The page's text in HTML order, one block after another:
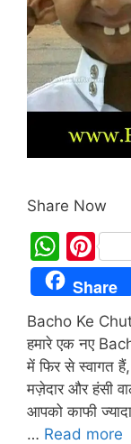
Share Now
W
h
at
s
A
p
p
Pi
nt
er
e
st
Share
Bacho Ke
हमारे एक नए
में फिर से स्वागत
मज़ेदार और हंसी
आपको काफी
… Read more